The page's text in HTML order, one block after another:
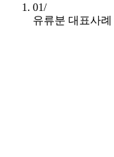
01/
유류분 대표사례